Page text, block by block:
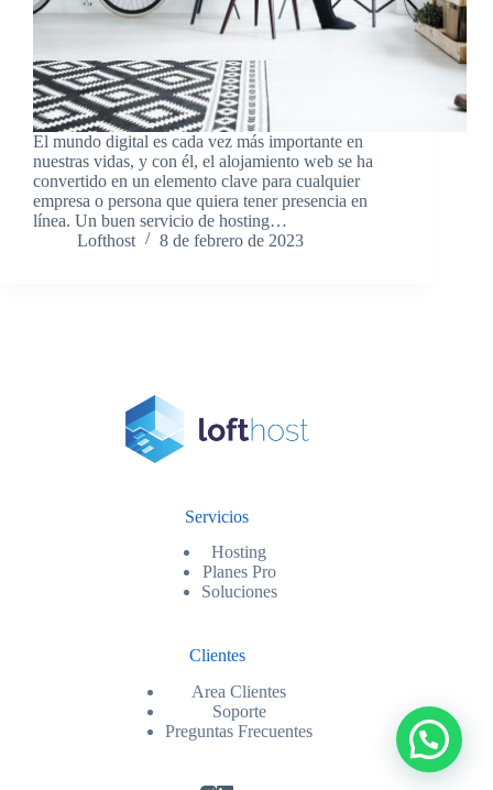
El mundo digital es cada vez más importante en
nuestras vidas, y con él, el alojamiento web se ha
convertido en un elemento clave para cualquier
empresa o persona que quiera tener presencia en
línea. Un buen servicio de hosting…
Lofthost
8 de febrero de 2023
Servicios
Hosting
Planes Pro
Soluciones
Clientes
Area Clientes
Soporte
Preguntas Frecuentes